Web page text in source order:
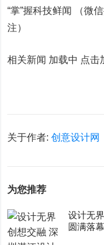
“掌”握科技鲜闻 （微
注）
相关新闻 加载中 点击
关于作者:创意设计网
为您推荐
设计无
圆满落幕